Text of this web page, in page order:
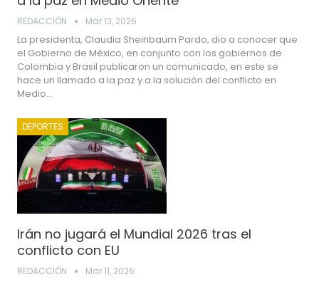
REDACCIÓN Mar 13, 2026
La presidenta, Claudia Sheinbaum Pardo, dio a conocer que
el Gobierno de México, en conjunto con los gobiernos de
Colombia y Brasil publicaron un comunicado, en este se
hace un llamado a la paz y a la solución del conflicto en
Medio…
DEPORTES
Irán no jugará el Mundial 2026 tras el
conflicto con EU
REDACCIÓN Mar 11, 2026